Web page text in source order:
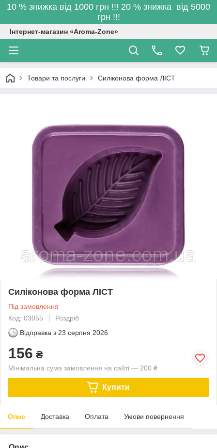
10 % знижка від 1000 грн !!! 20 % знижка від 5000
грн !!!
Інтернет-магазин «Aroma-Zone»
Товари та послуги Силіконова форма ЛІСТ
Силіконова форма ЛІСТ
Під замовлення
Код: 03055
Роздріб
Відправка з 23 серпня 2026
156 ₴
Мінімальна сума замовлення на сайті — 200 ₴
Купити
Опис Доставка Оплата Умови повернення